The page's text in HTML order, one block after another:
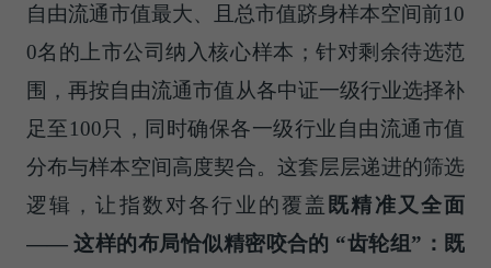
自由流通市值最大、且总市值跻身样本空间前10
0名的上市公司纳入核心样本；针对剩余待选范
围，再按自由流通市值从各中证一级行业选择补
足至100只，同时确保各一级行业自由流通市值
分布与样本空间高度契合。这套层层递进的筛选
逻辑，让指数对各行业的覆盖 既精准又全面
—— 这样的布局恰似精密咬合的 “齿轮组”：既